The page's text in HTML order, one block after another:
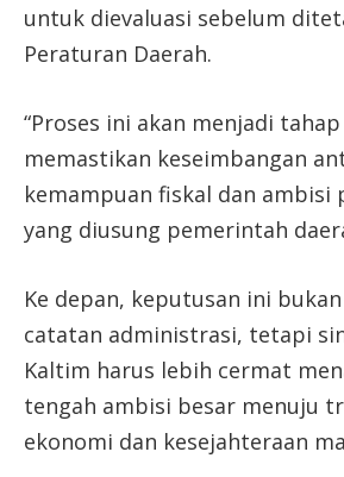
untuk dievaluasi sebelum
Peraturan Daerah.
“Proses ini akan menjadi
memastikan keseimbangan
kemampuan fiskal dan ambisi
yang diusung pemerintah
Ke depan, keputusan ini
catatan administrasi, tetapi
Kaltim harus lebih cermat
tengah ambisi besar menuju
ekonomi dan kesejahteraan